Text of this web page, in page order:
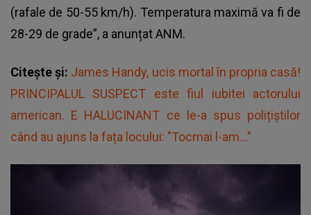
(rafale de 50-55 km/h). Temperatura maximă va fi de
28-29 de grade”, a anunțat ANM.
Citește și: James Handy, ucis mortal în propria casă!
PRINCIPALUL SUSPECT este fiul iubitei actorului
american. E HALUCINANT ce le-a spus polițiștilor
când au ajuns la fața locului: "Tocmai l-am..."